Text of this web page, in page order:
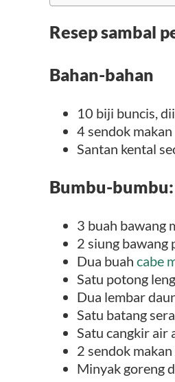
Resep sambal
Bahan-bahan
10 biji buncis,
4 sendok
Santan kental
Bumbu-bumbu:
3 buah bawang
2 siung bawang
Dua buah cabe
Satu potong
Dua lembar
Satu batang
Satu cangkir air
2 sendok
Minyak goreng